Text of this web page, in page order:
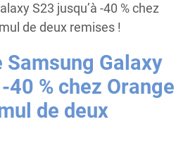
S23 jusqu’à -40 % chez
de deux remises !
Samsung Galaxy
40 % chez Orange
de deux